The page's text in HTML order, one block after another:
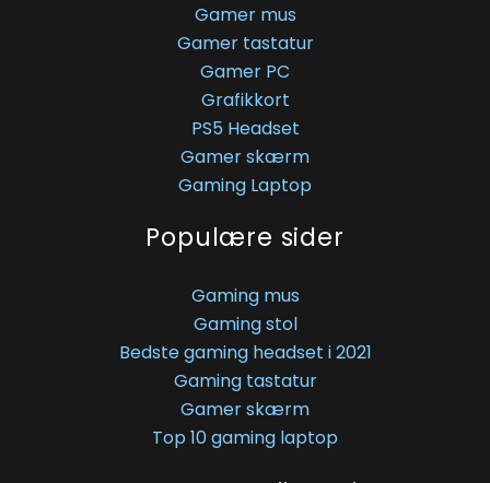
Gamer mus
Gamer tastatur
Gamer PC
Grafikkort
PS5 Headset
Gamer skærm
Gaming Laptop
Populære sider
Gaming mus
Gaming stol
Bedste gaming headset i 2021
Gaming tastatur
Gamer skærm
Top 10 gaming laptop